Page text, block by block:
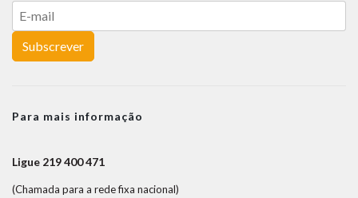
Subscrever
Para mais informação
Ligue 219 400 471
(Chamada para a rede fixa nacional)